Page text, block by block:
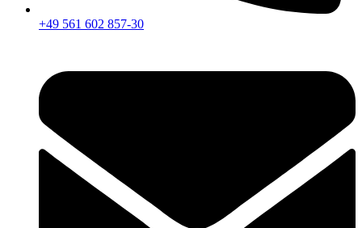
+49 561 602 857-30